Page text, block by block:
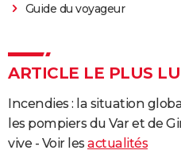
Guide du voyageur
ARTICLE LE PLUS LU
Incendies : la situation
les pompiers du Var et de
vive - Voir les actualités